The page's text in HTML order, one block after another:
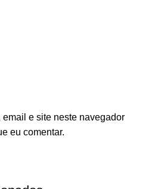
email e site neste navegador
eu comentar.